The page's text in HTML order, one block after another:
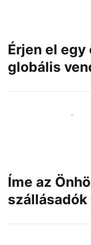
Érjen el egy
globális
Érjen el új
Íme az
szállásadók